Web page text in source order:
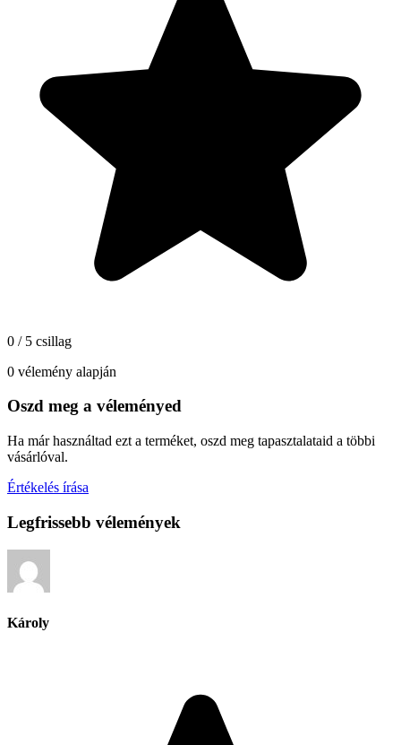
0 / 5 csillag
0 vélemény alapján
Oszd meg a véleményed
Ha már használtad ezt a terméket, oszd meg tapasztalataid a többi
vásárlóval.
Értékelés írása
Legfrissebb vélemények
Károly